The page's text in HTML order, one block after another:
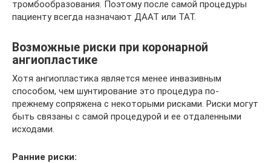
тромбообразования. Поэтому после самой процедуры
пациенту всегда назначают ДААТ или ТАТ.
Возможные риски при коронарной
ангиопластике
Хотя ангиопластика является менее инвазивным
способом, чем шунтирование это процедура по-
прежнему сопряжена с некоторыми рисками. Риски могут
быть связаны с самой процедурой и ее отдаленными
исходами.
Ранние риски: